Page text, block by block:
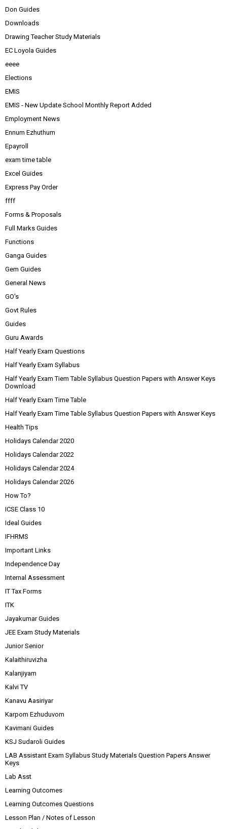
Don Guides
Downloads
Drawing Teacher Study Materials
EC Loyola Guides
eeee
Elections
EMIS
EMIS - New Update School Monthly Report Added
Employment News
Ennum Ezhuthum
Epayroll
exam time table
Excel Guides
Express Pay Order
ffff
Forms & Proposals
Full Marks Guides
Functions
Ganga Guides
Gem Guides
General News
GO's
Govt Rules
Guides
Guru Awards
Half Yearly Exam Questions
Half Yearly Exam Syllabus
Half Yearly Exam Tiem Table Syllabus Question Papers with Answer Keys
Download
Half Yearly Exam Time Table
Half Yearly Exam Time Table Syllabus Question Papers with Answer Keys
Health Tips
Holidays Calendar 2020
Holidays Calendar 2022
Holidays Calendar 2024
Holidays Calendar 2026
How To?
ICSE Class 10
Ideal Guides
IFHRMS
Important Links
Independence Day
Internal Assessment
IT Tax Forms
ITK
Jayakumar Guides
JEE Exam Study Materials
Junior Senior
Kalaithiruvizha
Kalanjiyam
Kalvi TV
Kanavu Aasiriyar
Karpom Ezhuduvom
Kavimani Guides
KSJ Sudaroli Guides
LAB Assistant Exam Syllabus Study Materials Question Papers Answer
Keys
Lab Asst
Learning Outcomes
Learning Outcomes Questions
Lesson Plan / Notes of Lesson